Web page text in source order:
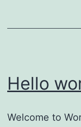
Hello
Welcome to